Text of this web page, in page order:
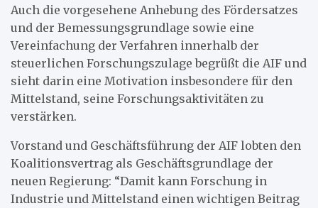
Auch die vorgesehene Anhebung des Fördersatzes
und der Bemessungsgrundlage sowie eine
Vereinfachung der Verfahren innerhalb der
steuerlichen Forschungszulage begrüßt die AIF und
sieht darin eine Motivation insbesondere für den
Mittelstand, seine Forschungsaktivitäten zu
verstärken.
Vorstand und Geschäftsführung der AIF lobten den
Koalitionsvertrag als Geschäftsgrundlage der
neuen Regierung: “Damit kann Forschung in
Industrie und Mittelstand einen wichtigen Beitrag